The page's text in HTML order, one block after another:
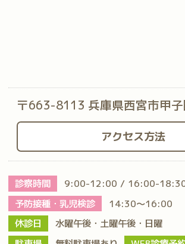
〒663-8113 兵庫県西宮市甲
アクセス方法
診察時間
9:00-12:00 / 16:00-
予防接種・乳児検診
14:30～16:00
休診日
水曜午後・土曜午後・日曜